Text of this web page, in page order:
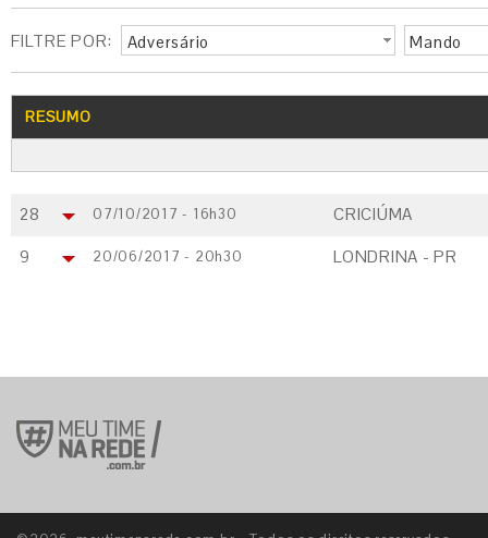
FILTRE POR: Adversário Mando
RESUMO
28 07/10/2017 - 16h30 CRICIÚMA
9 20/06/2017 - 20h30 LONDRINA - PR